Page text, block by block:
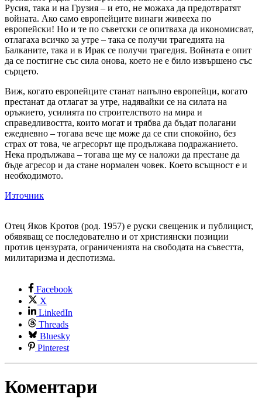
Русия, така и на Грузия – и ето, не можаха да предотвратят
войната. Ако само европейците винаги живееха по
европейски! Но и те по съветски се опитваха да икономисват,
отлагаха всичко за утре – така се получи трагедията на
Балканите, така и в Ирак се получи трагедия. Войната е опит
да се постигне със сила онова, което не е било извършено със
сърцето.
Виж, когато европейците станат напълно европейци, когато
престанат да отлагат за утре, надявайки се на силата на
оръжието, усилията по строителството на мира и
справедливостта, които могат и трябва да бъдат полагани
ежедневно – тогава вече ще може да се спи спокойно, без
страх от това, че агресорът ще продължава подражанието.
Нека продължава – тогава ще му се наложи да престане да
бъде агресор и да стане нормален човек. Което всъщност е и
необходимото.
Източник
Отец Яков Кротов (род. 1957) е руски свещеник и публицист,
обявяващ се последователно и от християнски позиции
против цензурата, ограниченията на свободата на съвестта,
милитаризма и деспотизма.
Facebook
X
LinkedIn
Threads
Bluesky
Pinterest
Коментари